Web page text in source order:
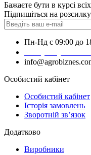
Бажаєте бути в курсі
Підпишіться на розсилку
Пн-Нд с 09:00 до
Особистий кабінет
Особистий кабінет
Історія замовлень
Зворотній зв’язок
Додатково
Виробники